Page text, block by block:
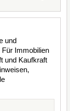
und
Immobilien
und Kaufkraft